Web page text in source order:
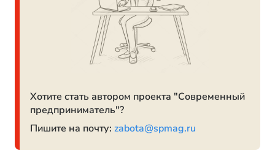
Хотите стать автором проекта "Современный
предприниматель"?
Пишите на почту: zabota@spmag.ru